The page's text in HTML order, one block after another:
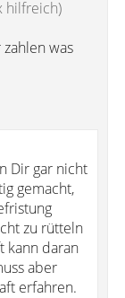
hilfreich)
was
Dir gar nicht
gemacht,
zu rütteln
kann daran
aber
erfahren.